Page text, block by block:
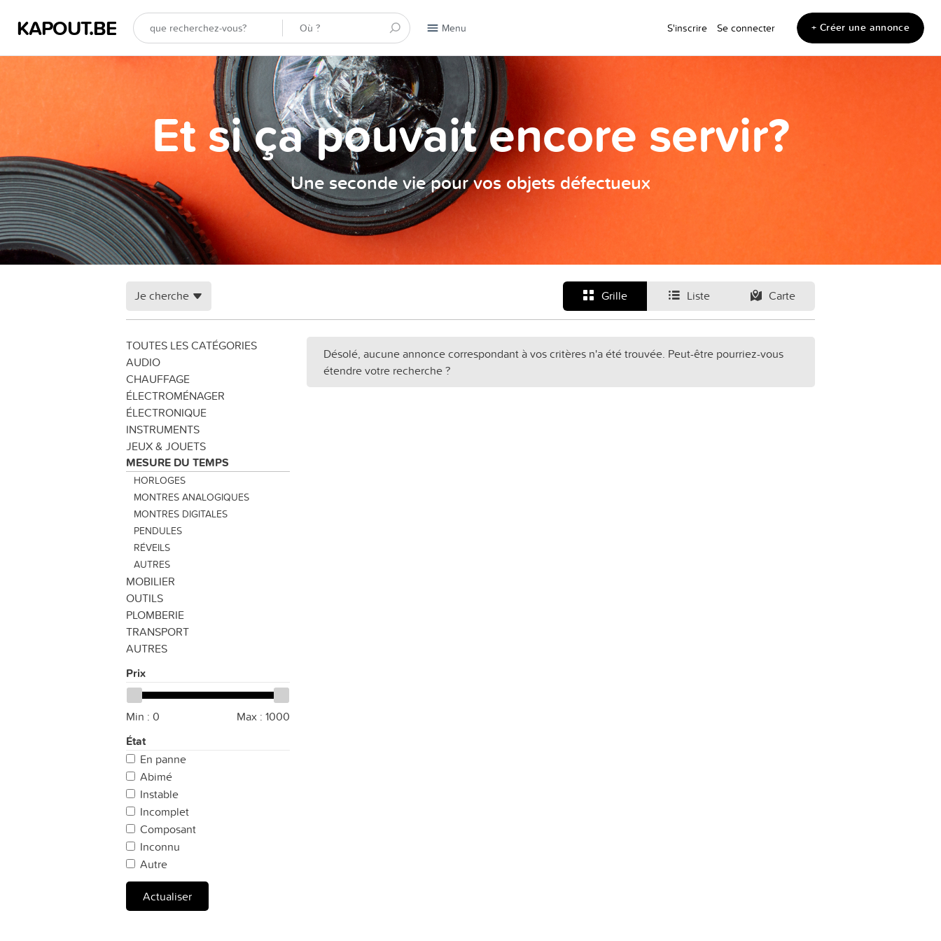
KAPOUT.BE Menu S'inscrire Se connecter + Créer une annonce
Et si ça pouvait encore servir?
Une seconde vie pour vos objets défectueux
Grille Liste Carte
Je cherche
TOUTES LES CATÉGORIES
AUDIO
CHAUFFAGE
ÉLECTROMÉNAGER
ÉLECTRONIQUE
INSTRUMENTS
JEUX & JOUETS
MESURE DU TEMPS
HORLOGES
MONTRES ANALOGIQUES
MONTRES DIGITALES
PENDULES
RÉVEILS
AUTRES
MOBILIER
OUTILS
PLOMBERIE
TRANSPORT
AUTRES
Prix
Min : 0 Max : 1000
État
En panne
Abimé
Instable
Incomplet
Composant
Inconnu
Autre
Actualiser
Désolé, aucune annonce correspondant à vos critères n'a été trouvée. Peut-être pourriez-vous
étendre votre recherche ?